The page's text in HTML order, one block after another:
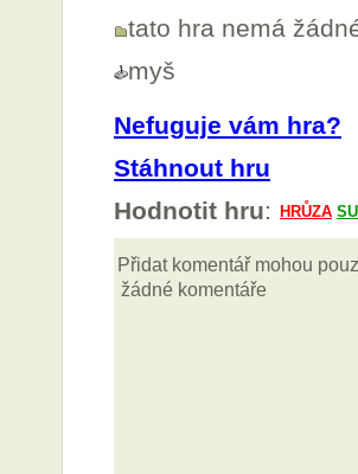
tato hra nemá
myš
Nefuguje vám hra?
Stáhnout hru
Hodnotit hru: